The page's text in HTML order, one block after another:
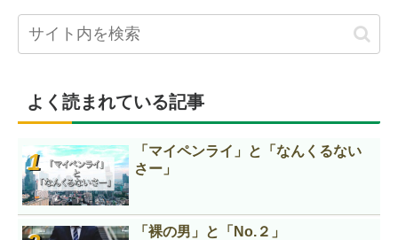
よく読まれている記事
「マイペンライ」と「なんくるない
さー」
「裸の男」と「No.２」